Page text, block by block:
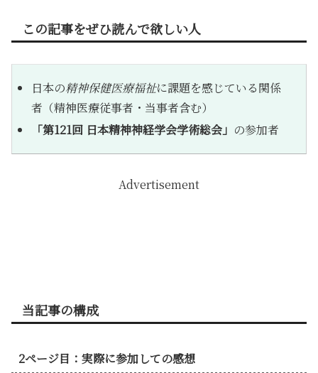
この記事をぜひ読んで欲しい人
日本の精神保健医療福祉に課題を感じている関係
者（精神医療従事者・当事者含む）
「第121回 日本精神神経学会学術総会」 の参加者
Advertisement
当記事の構成
2ページ目：実際に参加しての感想